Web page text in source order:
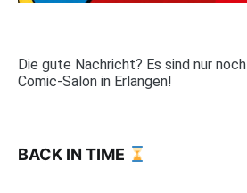
Die gute Nachricht? Es sind nur noch
Comic-Salon in Erlangen!
BACK IN TIME